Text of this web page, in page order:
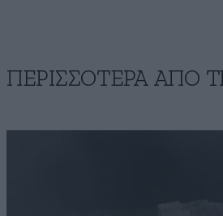
ΠΕΡΙΣΣΟΤΕΡΑ ΑΠΟ